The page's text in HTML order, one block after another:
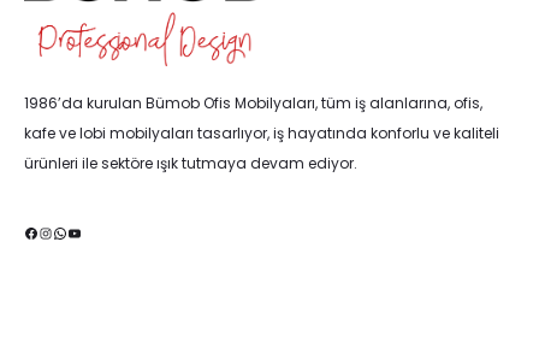
1986’da kurulan Bümob Ofis Mobilyaları, tüm iş alanlarına, ofis,
kafe ve lobi mobilyaları tasarlıyor, iş hayatında konforlu ve kaliteli
ürünleri ile sektöre ışık tutmaya devam ediyor.
Facebook
Instagram
WhatsApp
YouTube